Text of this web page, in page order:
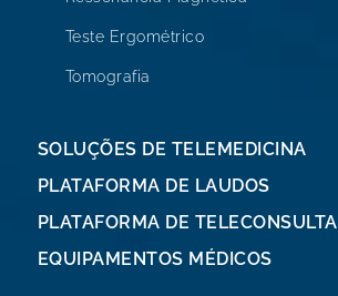
Teste Ergométrico
Tomografia
SOLUÇÕES DE TELEMEDICINA
PLATAFORMA DE LAUDOS
PLATAFORMA DE TELECONSULTA
EQUIPAMENTOS MÉDICOS